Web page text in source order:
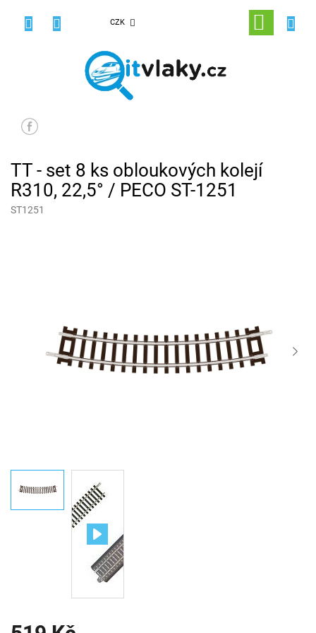
CZK
NÁKUPNÍ
KOŠÍK
TT - set 8 ks obloukových kolejí
R310, 22,5° / PECO ST-1251
ST1251